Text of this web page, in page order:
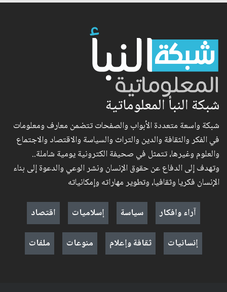
شبكة النبأ المعلوماتية
شبكة واسعة متعددة الأبواب والصفحات تتضمن معارف ومعلومات
في الفكر والثقافة والدين والتراث والسياسة والاقتصاد والاجتماع
والعلوم وغيرها، تتمثل في صحيفة الكترونية يومية شاملة..
وتهدف إلى الدفاع عن حقوق الإنسان ونشر الوعي والدعوة إلى بناء
الإنسان فكريا وثقافيا، وتطوير مهاراته وإمكانياته
آراء وافكار
سياسة إسلاميات
اقتصاد
إنسانيات
ثقافة وإعلام منوعات ملفات